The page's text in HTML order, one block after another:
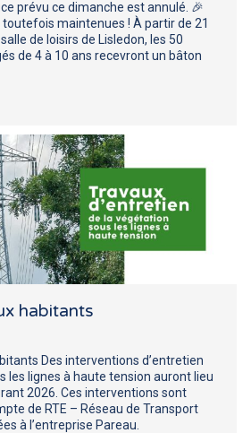
prévu ce dimanche est annulé. 🎉
maintenues ! À partir de 21
de loisirs de Lisledon, les 50
de 4 à 10 ans recevront un bâton
habitants
Des interventions d’entretien
les lignes à haute tension auront lieu
2026. Ces interventions sont
de RTE – Réseau de Transport
à l’entreprise Pareau.